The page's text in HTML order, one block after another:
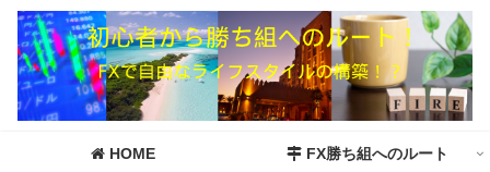
HOME FX勝ち組へのルート